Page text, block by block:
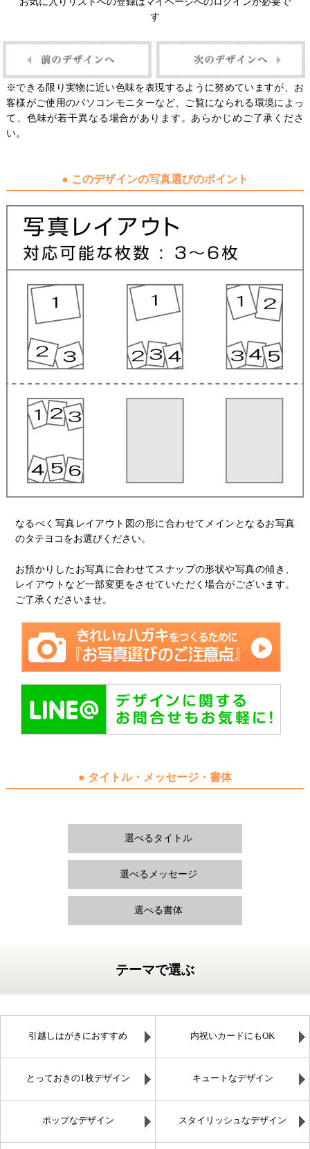
す
※できる限り実物に近い色味を表現するように努めていますが、お
客様がご使用のパソコンモニターなど、ご覧になられる環境によっ
て、色味が若干異なる場合があります。あらかじめご了承くださ
い。
● このデザインの写真選びのポイント
なるべく写真レイアウト図の形に合わせてメインとなるお写真
のタテヨコをお選びください。
お預かりしたお写真に合わせてスナップの形状や写真の傾き、
レイアウトなど一部変更をさせていただく場合がございます。
ご了承くださいませ。
● タイトル・メッセージ・書体
選べるタイトル
選べるメッセージ
選べる書体
テーマで選ぶ
引越しはがきにおすすめ 内祝いカードにもOK
とっておきの1枚デザイン キュートなデザイン
ポップなデザイン スタイリッシュなデザイン